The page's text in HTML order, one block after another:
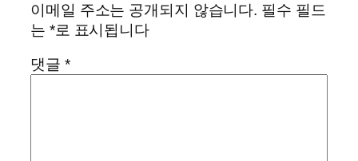
이메일 주소는 공개되지 않습니다. 필수 필드
는 *로 표시됩니다
댓글 *